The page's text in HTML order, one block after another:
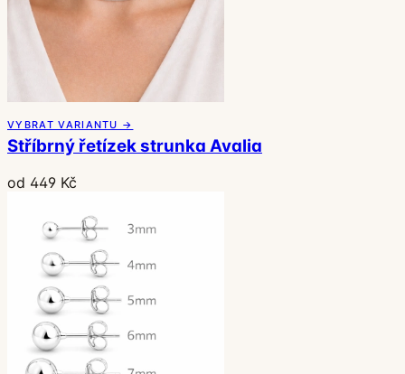
VYBRAT VARIANTU →
Stříbrný řetízek strunka Avalia
od 449 Kč